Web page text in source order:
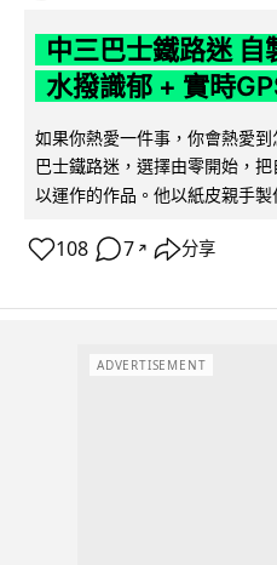
中三巴士鐵路迷 自
水撥識郁 + 實時
如果你熱愛一件事，你會熱愛
巴士鐵路迷，選擇由零開始，
以運作的作品。他以紙皮親手製
108 7 ↗ 分享
ADVERTISEMENT